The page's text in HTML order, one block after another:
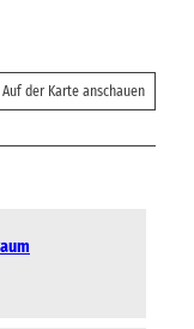
Auf der Karte anschauen